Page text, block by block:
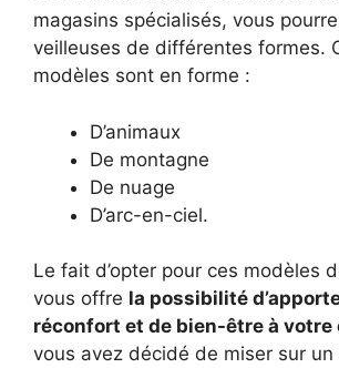
magasins spécialisés, vous
veilleuses de différentes formes.
modèles sont en forme :
D’animaux
De montagne
De nuage
D’arc-en-ciel.
Le fait d’opter pour ces modèles
vous offre la possibilité
réconfort et de bien-être à votre
vous avez décidé de miser sur